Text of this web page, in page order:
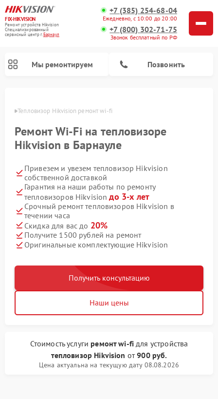
FIX-HIKVISION
Ремонт устройств Hikvision
Специализированный
cервисный центр г.Барнаул
+7 (385) 254-68-04
Ежедневно, с 10:00 до 20:00
+7 (800) 302-71-75
Звонок бесплатный по РФ
Мы ремонтируем Позвонить
Тепловизор Hikvision ремонт wi-fi
Ремонт Wi-Fi на тепловизоре
Hikvision в Барнауле
Привезем и увезем тепловизор Hikvision
собственной доставкой
Гарантия на наши работы по ремонту
тепловизоров Hikvisionдо 3-х лет
Срочный ремонт тепловизоров Hikvision в
течении часа
Скидка для вас до 20%
Получите 1500 рублей на ремонт
Оригинальные комплектующие Hikvision
Получить консультацию
Наши цены
Стоимость услуги ремонт wi-fi для устройства
тепловизор Hikvision от900 руб.
Цена актуальна на текущую дату 08.08.2026